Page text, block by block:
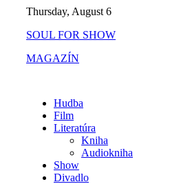
content
Thursday, August 6
SOUL FOR SHOW
MAGAZÍN
Hudba
Film
Literatúra
Kniha
Audiokniha
Show
Divadlo